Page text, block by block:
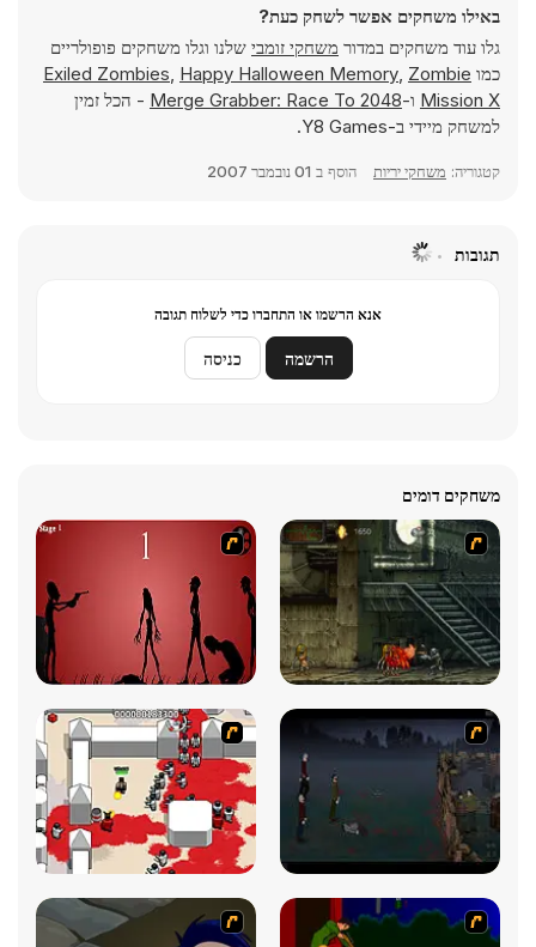
באילו משחקים אפשר לשחק כעת?
גלו עוד משחקים במדור משחקי זומבי שלנו וגלו משחקים פופולריים
כמו
Exiled Zombies, Happy Halloween Memory, Zombie
Mission X ו-Merge Grabber: Race To 2048 - הכל זמין
למשחק מיידי ב-Y8 Games.
קטגוריה: משחקי יריות הוסף ב 01 נובמבר 2007
תגובות
אנא הרשמו או התחברו כדי לשלוח תגובה
הרשמה כניסה
משחקים דומים